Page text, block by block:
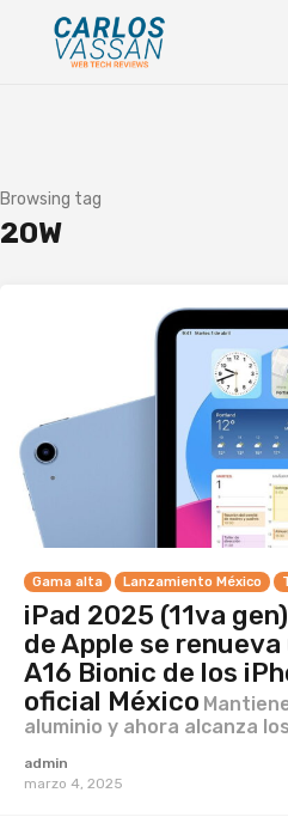
Browsing tag
20W
Gama alta Lanzamiento México
iPad 2025 (11va
de Apple se
A16 Bionic de los
oficial México
aluminio y ahora alcanza
admin
marzo 4, 2025